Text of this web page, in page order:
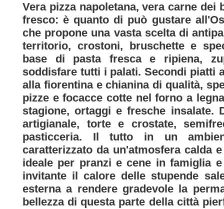
Vera pizza napoletana, vera carne dei
fresco: è quanto di può gustare
che propone una vasta scelta di
territorio, crostoni, bruschette e
base di pasta fresca e ripiena,
soddisfare tutti i palati. Secondi piatti
alla fiorentina e chianina di qualità,
pizze e focacce cotte nel forno a
stagione, ortaggi e fresche insalate.
artigianale, torte e crostate,
pasticceria. Il tutto in un
caratterizzato da un'atmosfera calda
ideale per pranzi e cene in famiglia
invitante il calore delle stupende
esterna a rendere gradevole la
bellezza di questa parte della città